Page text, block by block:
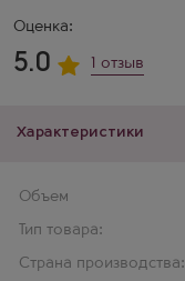
Оценка:
5.0 1 отзыв
Характеристики
Объем
Тип товара:
Страна производства: